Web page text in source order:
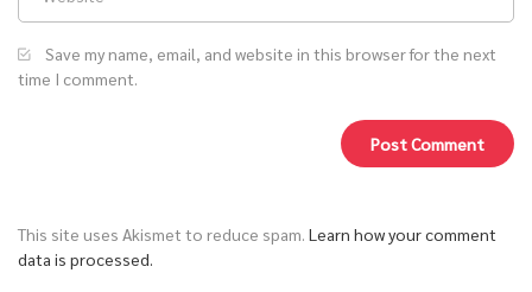
Save my name, email, and website in this browser for the next
time I comment.
This site uses Akismet to reduce spam. Learn how your comment
data is processed.